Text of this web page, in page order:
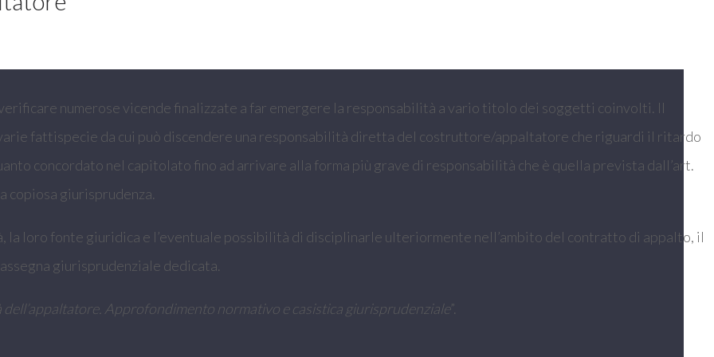
numerose vicende finalizzate a far emergere la responsabilità a vario titolo dei soggetti coinvolti. Il
fattispecie da cui può discendere una responsabilità diretta del costruttore/appaltatore che riguardi il ritardo
concordato nel capitolato fino ad arrivare alla forma più grave di responsabilità che è quella prevista dall’art.
copiosa giurisprudenza.
loro fonte giuridica e l’eventuale possibilità di disciplinarle ulteriormente nell’ambito del contratto di appalto, il
giurisprudenziale dedicata.
Approfondimento normativo e casistica giurisprudenziale”.